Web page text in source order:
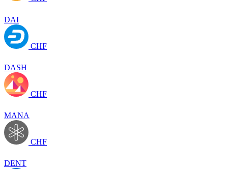
DAI
CHF
DASH
CHF
MANA
CHF
DENT